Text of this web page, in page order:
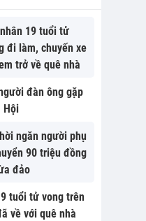
19 tuổi tử
đi làm, chuyến xe
trở về quê nhà
đàn ông gặp
Hội
ngăn người phụ
90 triệu đồng
đảo
tuổi tử vong trên
về với quê nhà